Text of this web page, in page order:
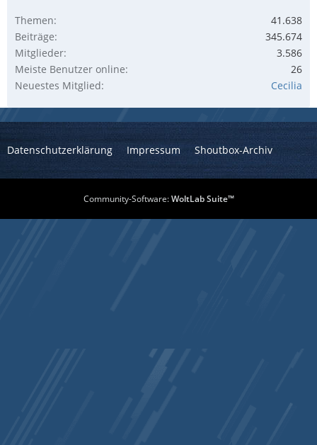
Themen
41.638
Beiträge
345.674
Mitglieder
3.586
Meiste Benutzer online
26
Neuestes Mitglied
Cecilia
Datenschutzerklärung Impressum Shoutbox-Archiv
Community-Software:WoltLab Suite™